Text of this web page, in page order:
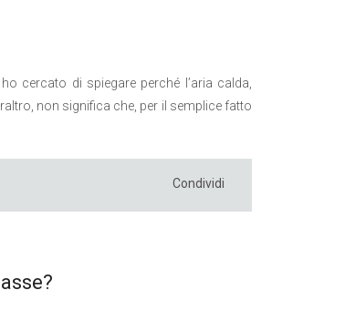
, ho cercato di spiegare perché l’aria calda,
non significa che, per il semplice fatto
Condividi